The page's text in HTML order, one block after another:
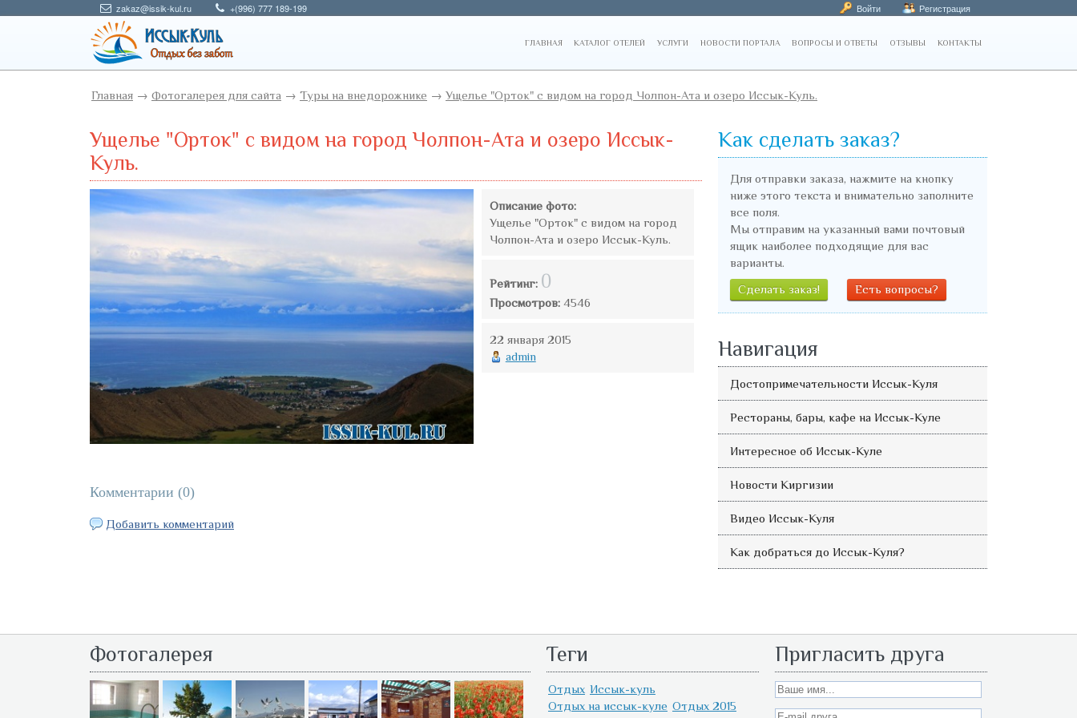
zakaz@issik-kul.ru +(996) 777 189-199 Войти Регистрация
ГЛАВНАЯ КАТАЛОГ ОТЕЛЕЙ УСЛУГИ НОВОСТИ ПОРТАЛА ВОПРОСЫ И ОТВЕТЫ ОТЗЫВЫ КОНТАКТЫ
Главная → Фотогалерея для сайта → Туры на внедорожнике → Ущелье "Орток" с видом на город Чолпон-Ата и озеро Иссык-Куль.
Ущелье "Орток" с видом на город Чолпон-Ата и озеро Иссык-
Куль.
Описание фото:
Ущелье "Орток" с видом на город
Чолпон-Ата и озеро Иссык-Куль.
Рейтинг: 0
Просмотров: 4546
22 января 2015
admin
Комментарии (0)
Добавить комментарий
Как сделать заказ?
Для отправки заказа, нажмите на кнопку
ниже этого текста и внимательно заполните
все поля.
Мы отправим на указанный вами почтовый
ящик наиболее подходящие для вас
варианты.
Сделать заказ!
Есть вопросы?
Навигация
Достопримечательности Иссык-Куля
Рестораны, бары, кафе на Иссык-Куле
Интересное об Иссык-Куле
Новости Киргизии
Видео Иссык-Куля
Как добраться до Иссык-Куля?
Фотогалерея Теги
Отдых Иссык-куль
Отдых на иссык-куле Отдых 2015
Пригласить друга